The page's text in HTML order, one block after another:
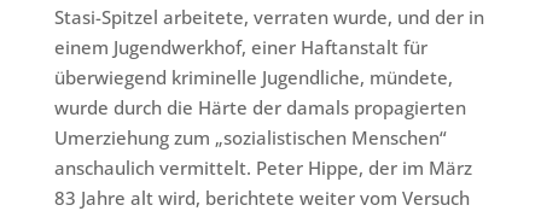
Stasi-Spitzel arbeitete, verraten wurde, und der in
einem Jugendwerkhof, einer Haftanstalt für
überwiegend kriminelle Jugendliche, mündete,
wurde durch die Härte der damals propagierten
Umerziehung zum „sozialistischen Menschen“
anschaulich vermittelt. Peter Hippe, der im März
83 Jahre alt wird, berichtete weiter vom Versuch